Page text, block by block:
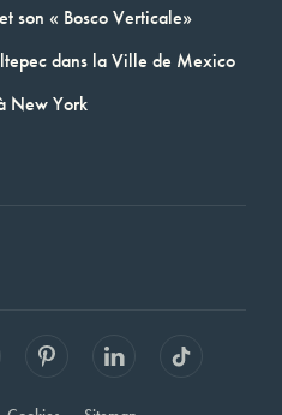
son « Bosco Verticale»
dans la Ville de Mexico
New York